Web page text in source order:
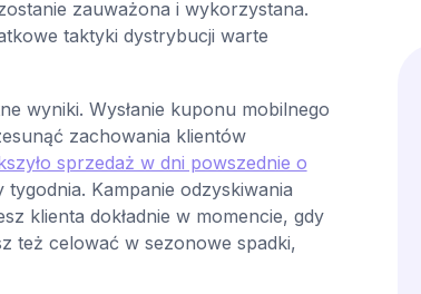
zauważona i wykorzystana.
taktyki dystrybucji warte
wyniki. Wysłanie kuponu mobilnego
zachowania klientów
sprzedaż w dni powszednie o
Kampanie odzyskiwania
klienta dokładnie w momencie, gdy
też celować w sezonowe spadki,